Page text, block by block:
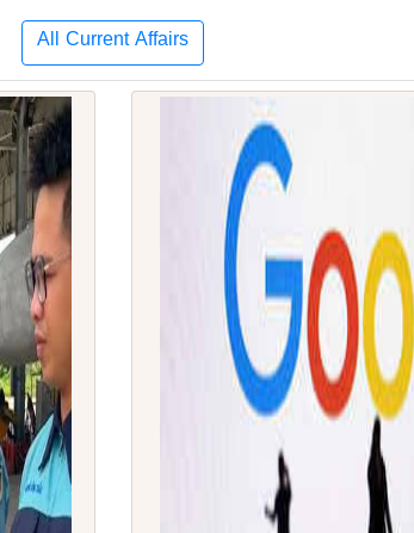
All Current Affairs